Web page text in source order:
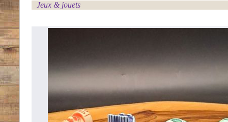
Jeux & jouets